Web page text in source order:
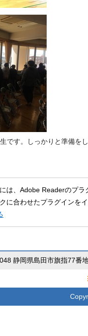
です。しっかりと準備を
は、Adobe Readerのプ
に合わせたプラグインを
静岡県島田市旗指77番